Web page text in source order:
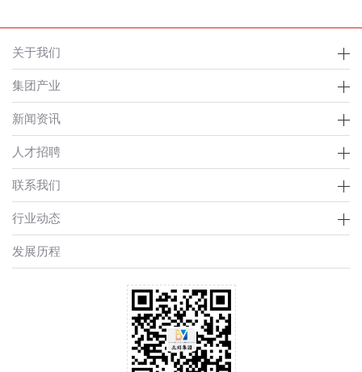
关于我们
集团产业
新闻资讯
人才招聘
联系我们
行业动态
发展历程